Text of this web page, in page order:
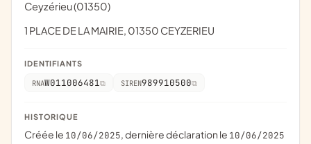
Ceyzérieu (01350)
1 PLACE DE LA MAIRIE, 01350 CEYZERIEU
IDENTIFIANTS
RNAW011006481 SIREN989910500
HISTORIQUE
Créée le 10/06/2025, dernière déclaration le 10/06/2025